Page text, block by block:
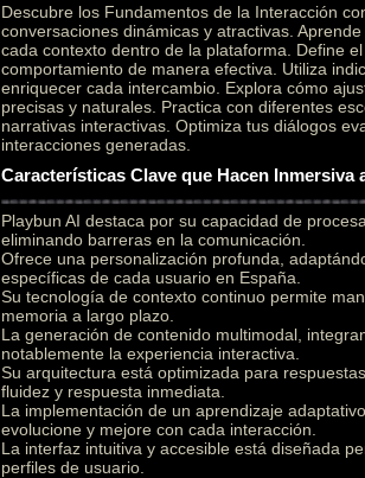
Descubre los Fundamentos de la Interacción
conversaciones dinámicas y atractivas.
cada contexto dentro de la plataforma. Define
comportamiento de manera efectiva. Utiliza
enriquecer cada intercambio. Explora cómo
precisas y naturales. Practica con diferentes
narrativas interactivas. Optimiza tus diálogos
interacciones generadas.
Características Clave que Hacen Inmersiva
Playbun AI destaca por su capacidad de
eliminando barreras en la comunicación.
Ofrece una personalización profunda,
específicas de cada usuario en España.
Su tecnología de contexto continuo permite
memoria a largo plazo.
La generación de contenido multimodal,
notablemente la experiencia interactiva.
Su arquitectura está optimizada para
fluidez y respuesta inmediata.
La implementación de un aprendizaje
evolucione y mejore con cada interacción.
La interfaz intuitiva y accesible está diseñada
perfiles de usuario.